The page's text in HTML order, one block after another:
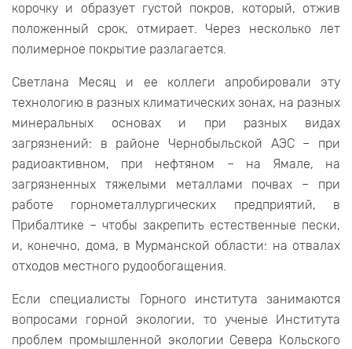
корочку и образует густой покров, который, отжив
положенный срок, отмирает. Через несколько лет
полимерное покрытие разлагается.
Светлана Месяц и ее коллеги апробировали эту
технологию в разных климатических зонах, на разных
минеральных основах и при разных видах
загрязнений: в районе Чернобыльской АЭС – при
радиоактивном, при нефтяном – на Ямале, на
загрязненных тяжелыми металлами почвах – при
работе горнометаллургических предприятий, в
Прибалтике – чтобы закрепить естественные пески,
и, конечно, дома, в Мурманской области: на отвалах
отходов местного рудообогащения.
Если специалисты Горного института занимаются
вопросами горной экологии, то ученые Института
проблем промышленной экологии Севера Кольского